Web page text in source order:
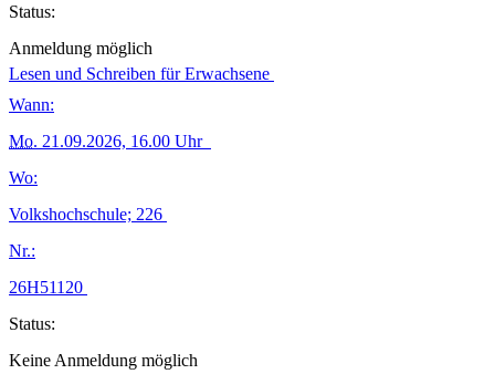
Status:
Anmeldung möglich
Lesen und Schreiben für Erwachsene
Wann:
Mo. 21.09.2026, 16.00 Uhr
Wo:
Volkshochschule; 226
Nr.:
26H51120
Status:
Keine Anmeldung möglich